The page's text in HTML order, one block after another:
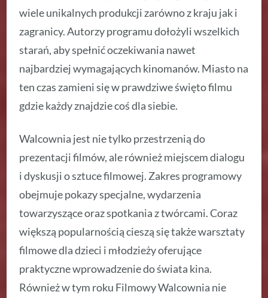
wiele unikalnych produkcji zarówno z kraju jak i
zagranicy. Autorzy programu dołożyli wszelkich
starań, aby spełnić oczekiwania nawet
najbardziej wymagających kinomanów. Miasto na
ten czas zamieni się w prawdziwe święto filmu
gdzie każdy znajdzie coś dla siebie.
Walcownia jest nie tylko przestrzenią do
prezentacji filmów, ale również miejscem dialogu
i dyskusji o sztuce filmowej. Zakres programowy
obejmuje pokazy specjalne, wydarzenia
towarzyszące oraz spotkania z twórcami. Coraz
większą popularnością cieszą się także warsztaty
filmowe dla dzieci i młodzieży oferujące
praktyczne wprowadzenie do świata kina.
Również w tym roku Filmowy Walcownia nie